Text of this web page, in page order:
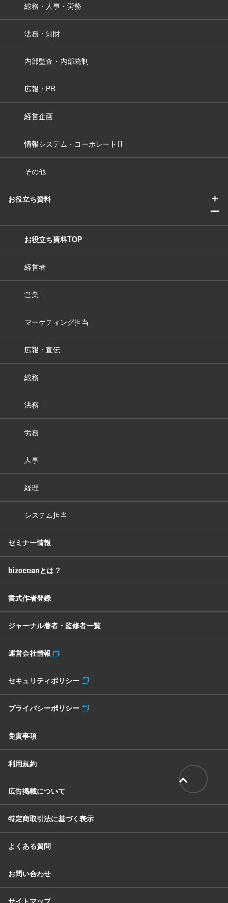
総務・人事・労務
法務・知財
内部監査・内部統制
広報・PR
経営企画
情報システム・コーポレートIT
その他
お役立ち資料
＋
ー
お役立ち資料TOP
経営者
営業
マーケティング担当
広報・宣伝
総務
法務
労務
人事
経理
システム担当
セミナー情報
bizoceanとは？
書式作者登録
ジャーナル著者・監修者一覧
運営会社情報
セキュリティポリシー
プライバシーポリシー
免責事項
利用規約
広告掲載について
特定商取引法に基づく表示
よくある質問
お問い合わせ